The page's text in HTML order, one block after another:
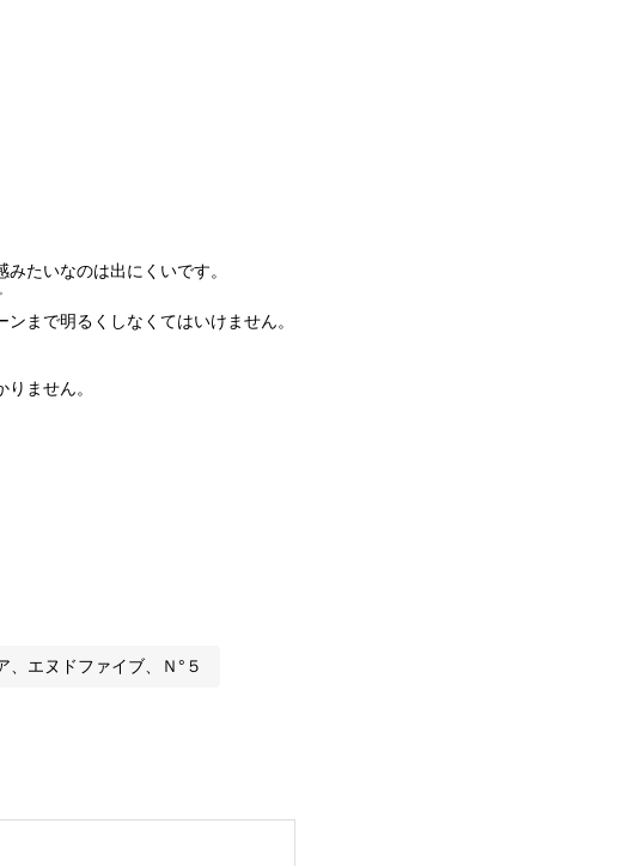
たいなのは出にくいです。
まで明るくしなくてはいけません。
ません。
エヌドファイブ、Ｎ°５